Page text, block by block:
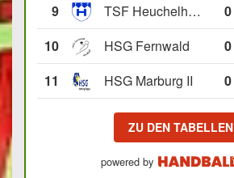
9
TSF Heuchelheim II 0
10
HSG Fernwald 0
11
HSG Marburg II 0
ZU DEN TABELLEN
powered by